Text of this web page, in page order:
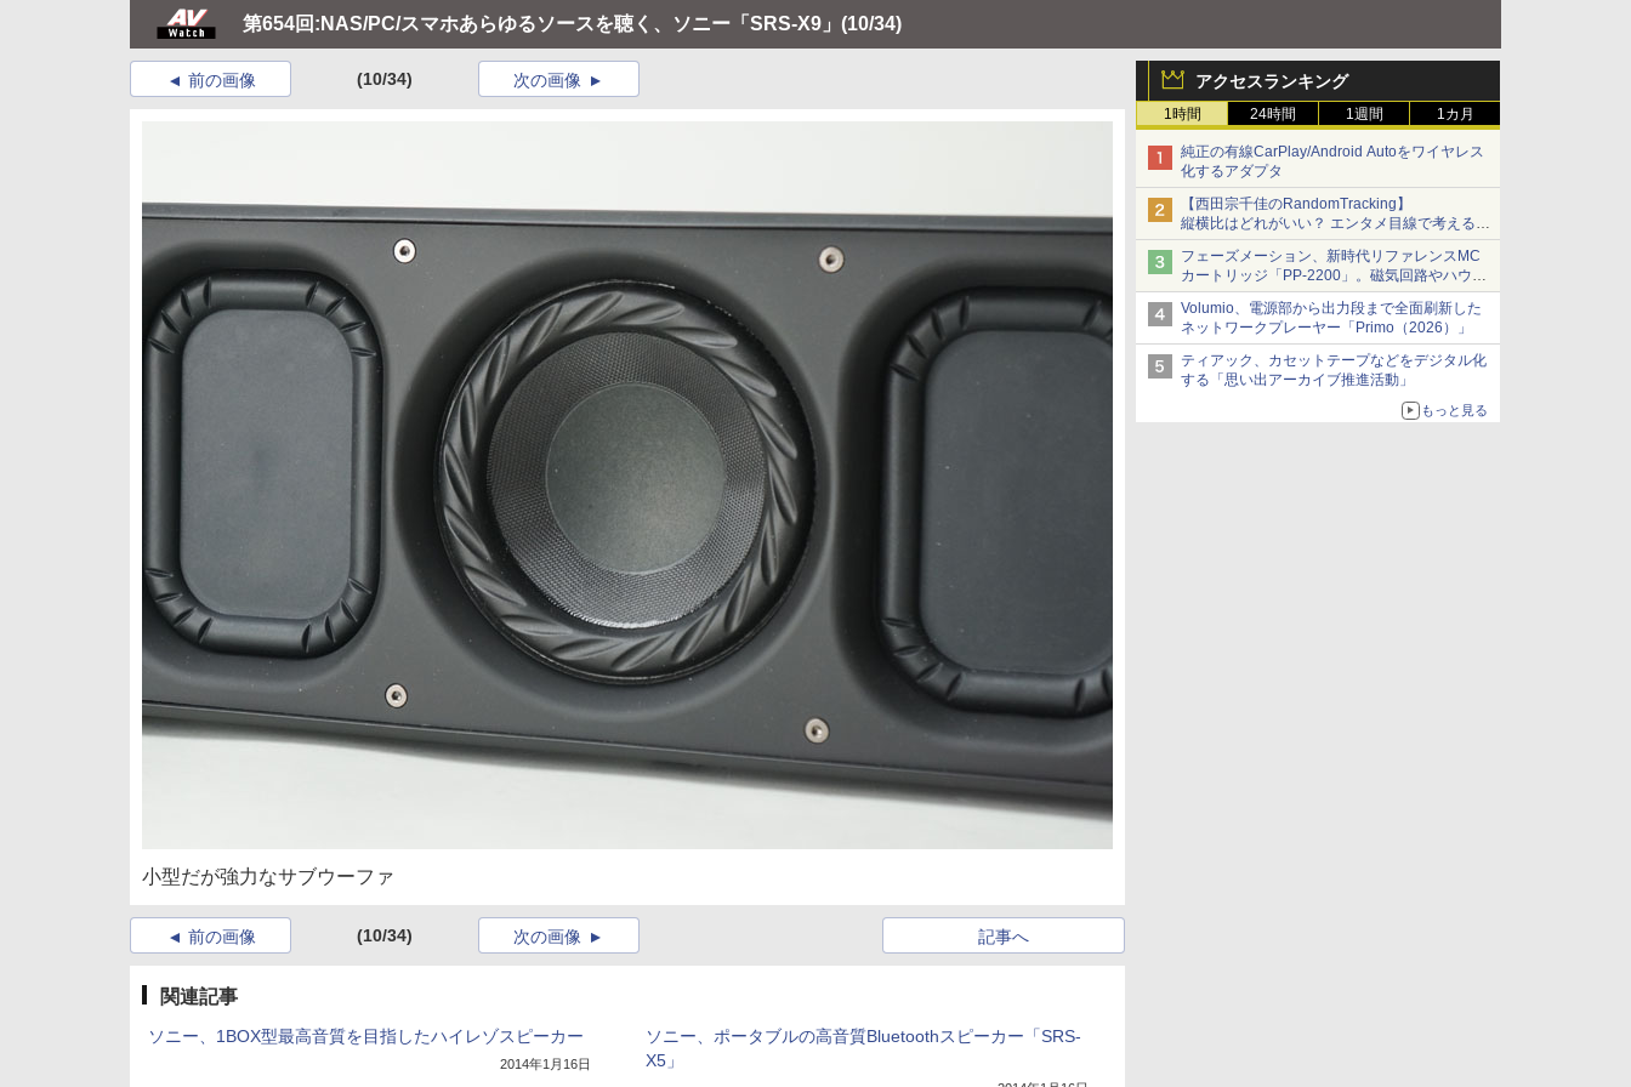
第654回:NAS/PC/スマホあらゆるソースを聴く、ソニー「SRS-X9」 (10/34)
アクセスランキング
1時間 24時間 1週間 1カ月
純正の有線CarPlay/Android Autoをワイヤレス
化するアダプタ
【西田宗千佳のRandomTracking】
縦横比はどれがいい？ エンタメ目線で考える、
サムスン新「Galaxy Z Fold」
フェーズメーション、新時代リファレンスMC
カートリッジ「PP-2200」。磁気回路やハウジ
ングを根本から見直し
Volumio、電源部から出力段まで全面刷新した
ネットワークプレーヤー「Primo（2026）」
ティアック、カセットテープなどをデジタル化
する「思い出アーカイブ推進活動」
もっと見る
前の画像 (10/34) 次の画像
小型だが強力なサブウーファ
前の画像 (10/34) 記事へ
次の画像
関連記事
ソニー、1BOX型最高音質を目指したハイレゾスピーカー
2014年1月16日
ソニー、ポータブルの高音質Bluetoothスピーカー「SRS-
X5」